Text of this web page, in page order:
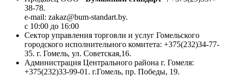
38-78.
e-mail: zakaz@bum-standart.by.
с 10:00 до 16:00
Сектор управления торговли и услуг Гомельского
городского исполнительного комитета: +375(232)34-77-
35. г. Гомель, ул. Советская,16.
Администрация Центрального района г. Гомеля:
+375(232)33-99-01. г.Гомель, пр. Победы, 19.